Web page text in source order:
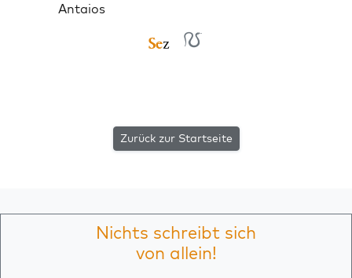
Antaios
Zurück zur Startseite
Nichts schreibt sich
von allein!